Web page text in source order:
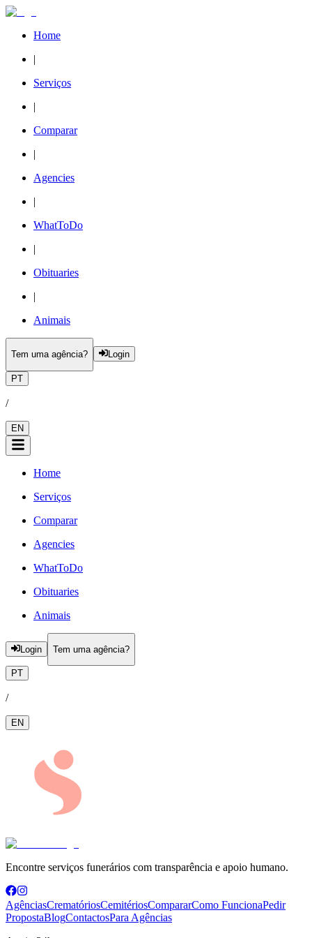
Home
|
Serviços
|
Comparar
|
Agencies
|
WhatToDo
|
Obituaries
|
Animais
Tem uma agência? Login
PT
/
EN
Home
Serviços
Comparar
Agencies
WhatToDo
Obituaries
Animais
Login Tem uma agência?
PT
/
EN
Encontre serviços funerários com transparência e apoio humano.
AgênciasCrematóriosCemitériosCompararComo FuncionaPedir
PropostaBlogContactosPara Agências